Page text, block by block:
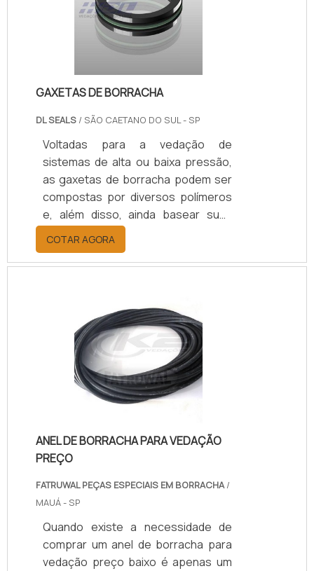
variados. Os mais comuns pela
versatilidade são as borrachas, os
anéis o’ring e outros acessórios
confeccionados em metal.Mo.
GAXETAS DE BORRACHA
DL SEALS / SÃO CAETANO DO SUL - SP
Voltadas para a vedação de
sistemas de alta ou baixa pressão,
as gaxetas de borracha podem ser
compostas por diversos polímeros
e, além disso, ainda basear suas
funcionalidades através da dureza
presente no material de sua
aplicação. Em primeiro plano, as
primas: Borracha natural; Borracha
sintética; Poliuretano; Entre
outros.Em casos mais abrangentes,
também é possível que as gaxetas
emborrachadas sejam constituídas
por fibras de carbo.
COTAR AGORA
ANEL DE BORRACHA PARA VEDAÇÃO
PREÇO
FATRUWAL PEÇAS ESPECIAIS EM BORRACHA/
MAUÁ - SP
Quando existe a necessidade de
comprar um anel de borracha para
vedação preço baixo é apenas um